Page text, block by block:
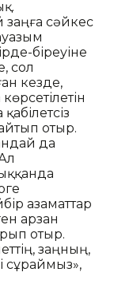
заңға сәйкес
біреуіне
сол
кезде,
отыр.
да
азаматтар
арзан
отыр.
заңның,
сұраймыз»,